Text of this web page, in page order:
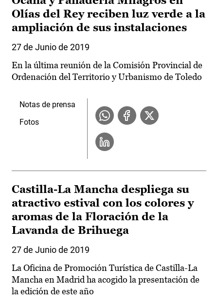
Olías del Rey reciben luz verde a la
ampliación de sus instalaciones
27 de Junio de 2019
En la última reunión de la Comisión Provincial de
Ordenación del Territorio y Urbanismo de Toledo
Notas de prensa
Fotos
Castilla-La Mancha despliega su
atractivo estival con los colores y
aromas de la Floración de la
Lavanda de Brihuega
27 de Junio de 2019
La Oficina de Promoción Turística de Castilla-La
Mancha en Madrid ha acogido la presentación de
la edición de este año